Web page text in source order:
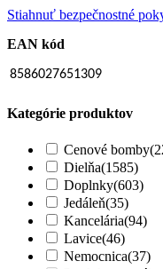
Stiahnuť bezpečnostné
EAN kód
8586027651309
Kategórie produktov
Cenové bomby
Dielňa(1585)
Doplnky(603)
Jedáleň(35)
Kancelária(94)
Lavice(46)
Nemocnica(37)